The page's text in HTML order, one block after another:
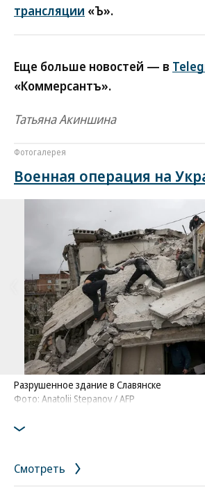
трансляции «Ъ».
Еще больше новостей — в
«Коммерсантъ».
Татьяна Акиншина
Фотогалерея
Военная операция на
Разрушенное здание в Славянске
Фото: Anatolii Stepanov / AFP
Смотреть